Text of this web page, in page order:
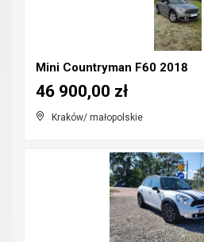
Mini Countryman F60 2018
Kraków/ małopolskie
46 900,00 zł